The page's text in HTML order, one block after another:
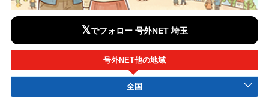
𝕏でフォロー 号外NET 埼玉
号外NET他の地域
全国